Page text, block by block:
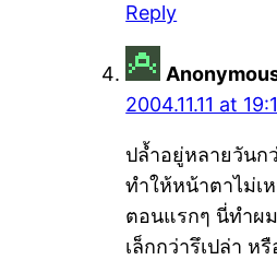
Reply
2004.11.11 at
ปล้ำอยู่หลายวันก
ทำให้หน้าตาไม่เ
ตอนแรกๆ นี่ทำผ
เล็กกว่ารึเปล่า ห